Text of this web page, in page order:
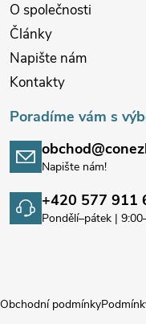
O společnosti
Články
Napište nám
Kontakty
Poradíme vám s
Napište nám!
+420 577 911
Pondělí–pátek |
Obchodní podmínky